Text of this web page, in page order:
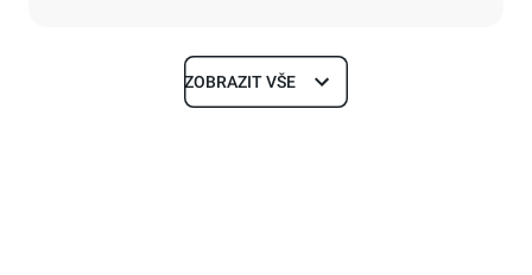
Rozměry
ZOBRAZIT VŠE